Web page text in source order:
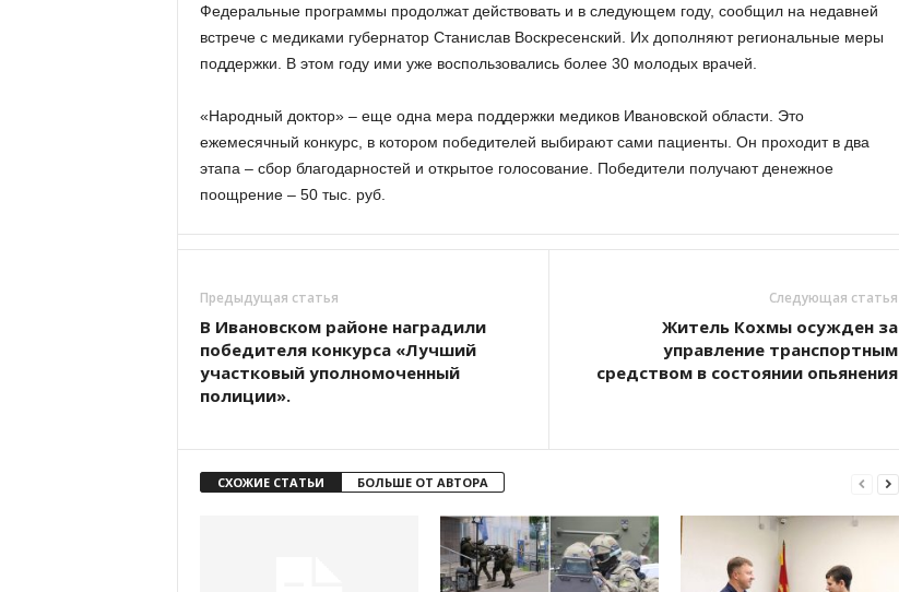
Федеральные программы продолжат действовать и в следующем году, сообщил на недавней
встрече с медиками губернатор Станислав Воскресенский. Их дополняют региональные меры
поддержки. В этом году ими уже воспользовались более 30 молодых врачей.
«Народный доктор» – еще одна мера поддержки медиков Ивановской области. Это
ежемесячный конкурс, в котором победителей выбирают сами пациенты. Он проходит в два
этапа – сбор благодарностей и открытое голосование. Победители получают денежное
поощрение – 50 тыс. руб.
Предыдущая статья
В Ивановском районе наградили
победителя конкурса «Лучший
участковый уполномоченный
полиции».
Следующая статья
Житель Кохмы осужден за
управление транспортным
средством в состоянии опьянения
СХОЖИЕ СТАТЬИ БОЛЬШЕ ОТ АВТОРА